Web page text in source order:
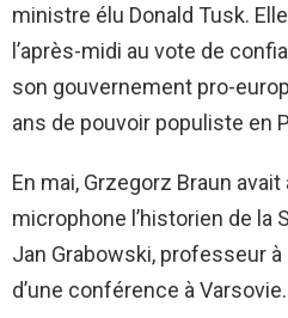
ministre élu Donald Tusk.
l’après-midi au vote de
son gouvernement pro-
ans de pouvoir populiste en
En mai, Grzegorz Braun
microphone l’historien de la
Jan Grabowski, professeur à
d’une conférence à Varsovie.